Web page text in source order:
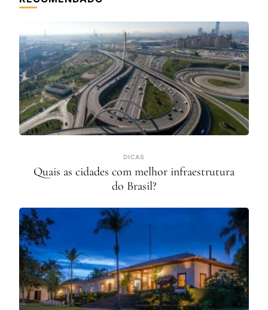
DICAS
Quais as cidades com melhor infraestrutura
do Brasil?